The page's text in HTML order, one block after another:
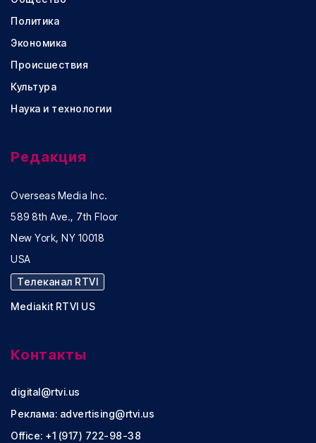
Политика
Экономика
Происшествия
Культура
Наука и технологии
Редакция
Overseas Media Inc.
589 8th Ave., 7th Floor
New York, NY 10018
USA
Телеканал RTVI
Mediakit RTVI US
Контакты
digital@rtvi.us
Реклама: advertising@rtvi.us
Office: +1 (917) 722-98-38